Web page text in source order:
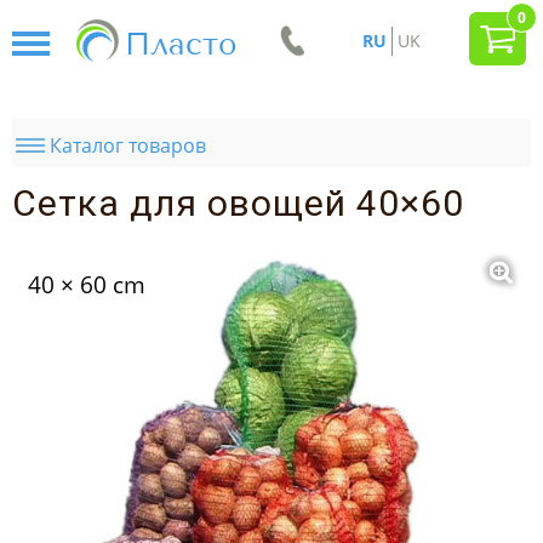
Пласто RU UK
0
Каталог товаров
Сетка для овощей 40×60
40 × 60 cm